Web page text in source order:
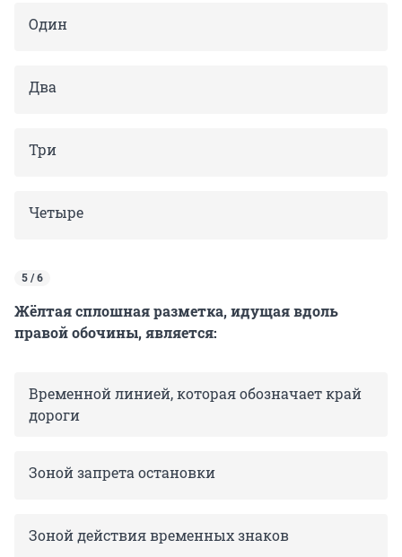
Один
Два
Три
Четыре
5 / 6
Жёлтая сплошная разметка, идущая вдоль
правой обочины, является:
Временной линией, которая обозначает край
дороги
Зоной запрета остановки
Зоной действия временных знаков